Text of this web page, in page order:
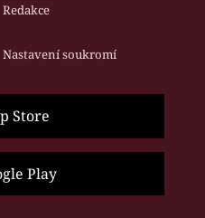
Redakce
Nastavení soukromí
Store
Play